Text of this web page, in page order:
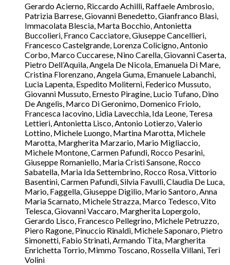
Gerardo Acierno, Riccardo Achilli, Raffaele Ambrosio,
Patrizia Barrese, Giovanni Benedetto, Gianfranco Blasi,
Immacolata Blescia, Marta Bocchio, Antonietta
Buccolieri, Franco Cacciatore, Giuseppe Cancellieri,
Francesco Castelgrande, Lorenza Colicigno, Antonio
Corbo, Marco Cuccarese, Nino Carella, Giovanni Caserta,
Pietro Dell’Aquila, Angela De Nicola, Emanuela Di Mare,
Cristina Florenzano, Angela Guma, Emanuele Labanchi,
Lucia Lapenta, Espedito Moliterni, Federico Mussuto,
Giovanni Mussuto, Ernesto Piragine, Lucio Tufano, Dino
De Angelis, Marco Di Geronimo, Domenico Friolo,
Francesca Iacovino, Lidia Lavecchia, Ida Leone, Teresa
Lettieri, Antonietta Lisco, Antonio Lotierzo, Valerio
Lottino, Michele Luongo, Martina Marotta, Michele
Marotta, Margherita Marzario, Mario Migliaccio,
Michele Montone, Carmen Pafundi, Rocco Pesarini,
Giuseppe Romaniello, Maria Cristi Sansone, Rocco
Sabatella, Maria Ida Settembrino, Rocco Rosa, Vittorio
Basentini, Carmen Pafundi, Silvia Favulli, Claudia De Luca,
Mario, Faggella, Giuseppe Digilio, Mario Santoro, Anna
Maria Scarnato, Michele Strazza, Marco Tedesco, Vito
Telesca, Giovanni Vaccaro, Margherita Lopergolo,
Gerardo Lisco, Francesco Pellegrino, Michele Petruzzo,
Piero Ragone, Pinuccio Rinaldi, Michele Saponaro, Pietro
Simonetti, Fabio Strinati, Armando Tita, Margherita
Enrichetta Torrio, Mimmo Toscano, Rossella Villani, Teri
Volini